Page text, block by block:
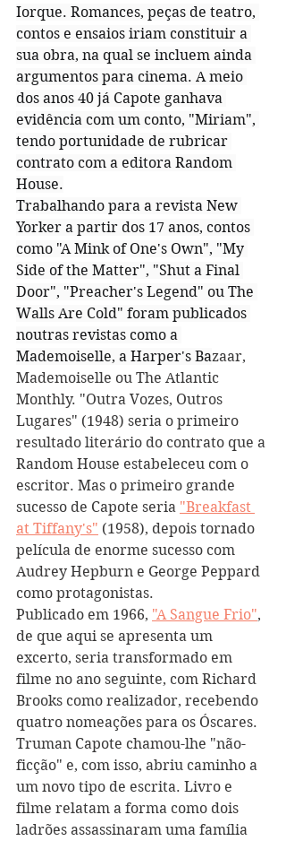
Iorque. Romances, peças de teatro,
contos e ensaios iriam constituir a
sua obra, na qual se incluem ainda
argumentos para cinema. A meio
dos anos 40 já Capote ganhava
evidência com um conto, "Miriam",
tendo portunidade de rubricar
contrato com a editora Random
House.
Trabalhando para a revista New
Yorker a partir dos 17 anos, contos
como "A Mink of One's Own", "My
Side of the Matter", "Shut a Final
Door", "Preacher's Legend" ou The
Walls Are Cold" foram publicados
noutras revistas como a
Mademoiselle, a Harper's Bazaar,
Mademoiselle ou The Atlantic
Monthly. "Outra Vozes, Outros
Lugares" (1948) seria o primeiro
resultado literário do contrato que a
Random House estabeleceu com o
escritor. Mas o primeiro grande
sucesso de Capote seria "Breakfast
at Tiffany's" (1958), depois tornado
película de enorme sucesso com
Audrey Hepburn e George Peppard
como protagonistas.
Publicado em 1966, "A Sangue Frio",
de que aqui se apresenta um
excerto, seria transformado em
filme no ano seguinte, com Richard
Brooks como realizador, recebendo
quatro nomeações para os Óscares.
Truman Capote chamou-lhe "não-
ficção" e, com isso, abriu caminho a
um novo tipo de escrita. Livro e
filme relatam a forma como dois
ladrões assassinaram uma família